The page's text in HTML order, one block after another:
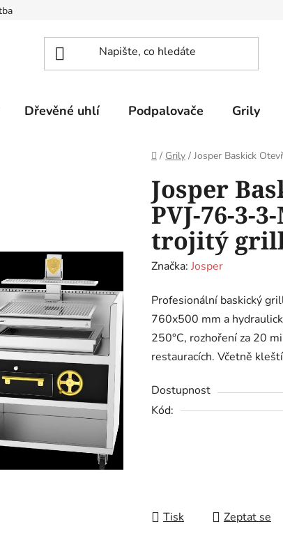
Dřevěné uhlí Podpalovače Grily
Domů
/ Grily / Josper Baskick
Josper
PVJ-76-3-
trojitý
Značka: Josper
Profesionální baskický
760x500 mm a
250°C, rozhoření za 20
restauracích. Včetně
Dostupnost
Kód:
Tisk Zeptat se